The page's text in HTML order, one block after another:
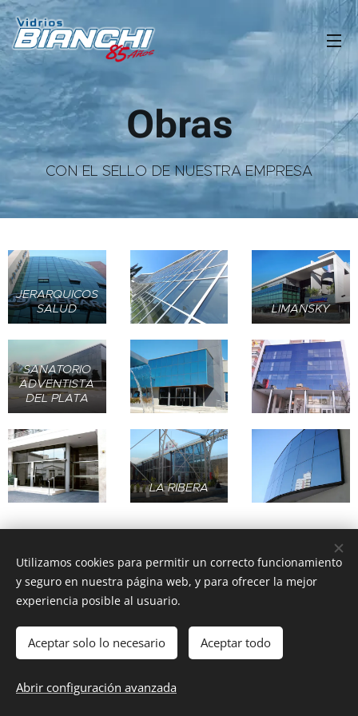
Obras
CON EL SELLO DE NUESTRA EMPRESA
JERARQUICOS
SALUD
LIMANSKY
SANATORIO
ADVENTISTA
DEL PLATA
LA RIBERA
Cía.
ESTUDIOUNOContenidos y publicidad en redes sociales.
Cookies
Utilizamos cookies para permitir un correcto funcionamiento
y seguro en nuestra página web, y para ofrecer la mejor
experiencia posible al usuario.
Aceptar solo lo necesario Aceptar todo
Abrir configuración avanzada